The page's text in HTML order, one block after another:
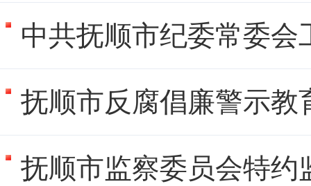
中共抚顺市纪委常委会
抚顺市反腐倡廉警示教
抚顺市监察委员会特约